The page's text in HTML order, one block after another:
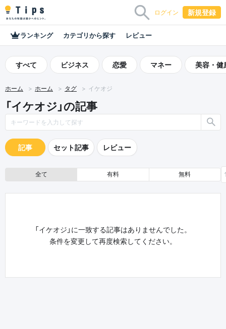
ログイン 新規登録
ランキング カテゴリから探す レビュー
すべて ビジネス 恋愛 マネー 美容・健
ホーム ホーム タグ イケオジ
「イケオジ」の記事
記事 セット記事 レビュー
全て 有料 無料
「イケオジ」に一致する記事はありませんでした。
条件を変更して再度検索してください。